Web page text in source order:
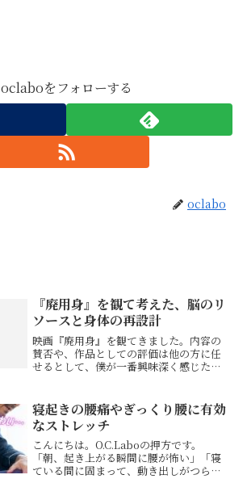
oclaboをフォローする
oclabo
『廃用身』を観て考えた、脳のリ
ソースと身体の再設計
映画『廃用身』を観てきました。内容の
賛否や、作品としての評価は他の方に任
せるとして、僕が一番興味深く感じたの
描写でした。先に誤解のないように書い
ておくと、これは身体を切...
寝起きの腰痛やぎっくり腰に有効
なストレッチ
こんにちは。O.C.Laboの押方です。
「朝、起き上がる瞬間に腰が怖い」「寝
ている間に固まって、動き出しがつら